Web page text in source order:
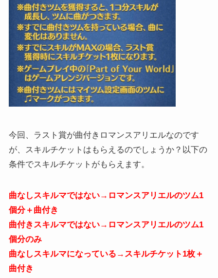
今回、ラスト賞が曲付きロマンスアリエルなのです
が、スキルチケットはもらえるのでしょうか？以下の
条件でスキルチケットがもらえます。
曲なしスキルマではない→ロマンスアリエルのツム1
個分＋曲付き
曲付きスキルマではない→ロマンスアリエルのツム1
個分のみ
曲なしスキルマになっている→スキルチケット1枚＋
曲付き